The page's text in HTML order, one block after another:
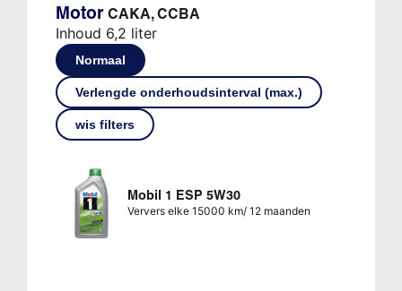
Motor CAKA, CCBA
Inhoud 6,2 liter
Normaal
Verlengde onderhoudsinterval (max.)
wis filters
Mobil 1 ESP 5W30
Ververs elke 15000 km/ 12 maanden